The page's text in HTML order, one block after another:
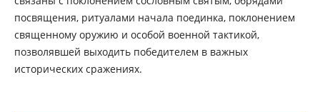
посвящения, ритуалами начала поединка, поклонением
священному оружию и особой военной тактикой,
позволявшей выходить победителем в важных
исторических сражениях.